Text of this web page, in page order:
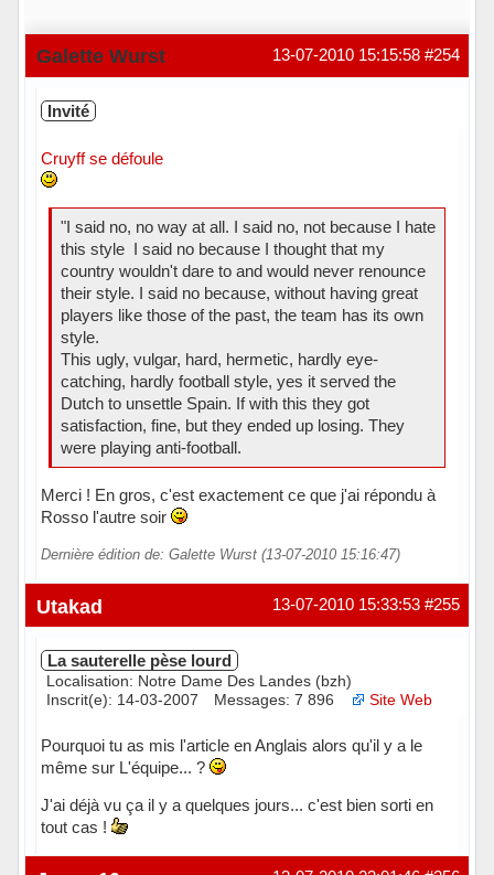
#254
13-07-2010 15:15:58
Galette Wurst
Invité
Cruyff se défoule
"I said no, no way at all. I said no, not because I hate
this style  I said no because I thought that my
country wouldn't dare to and would never renounce
their style. I said no because, without having great
players like those of the past, the team has its own
style.
This ugly, vulgar, hard, hermetic, hardly eye-
catching, hardly football style, yes it served the
Dutch to unsettle Spain. If with this they got
satisfaction, fine, but they ended up losing. They
were playing anti-football.
Merci ! En gros, c'est exactement ce que j'ai répondu à
Rosso l'autre soir
Dernière édition de: Galette Wurst (13-07-2010 15:16:47)
#255
13-07-2010 15:33:53
Utakad
La sauterelle pèse lourd
Localisation: Notre Dame Des Landes (bzh)
Inscrit(e): 14-03-2007
Messages: 7 896 Site Web
Pourquoi tu as mis l'article en Anglais alors qu'il y a le
même sur L'équipe... ?
J'ai déjà vu ça il y a quelques jours... c'est bien sorti en
tout cas !
Hors ligne